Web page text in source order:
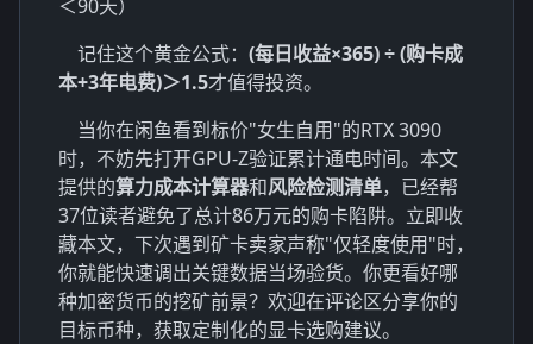
＜90天）
记住这个黄金公式： (每日收益×365) ÷ (购卡成
本+3年电费)＞1.5才值得投资。
当你在闲鱼看到标价"女生自用"的RTX 3090
时，不妨先打开GPU-Z验证累计通电时间。本文
提供的算力成本计算器和风险检测清单，已经帮
37位读者避免了总计86万元的购卡陷阱。立即收
藏本文，下次遇到矿卡卖家声称"仅轻度使用"时，
你就能快速调出关键数据当场验货。你更看好哪
种加密货币的挖矿前景？欢迎在评论区分享你的
目标币种，获取定制化的显卡选购建议。